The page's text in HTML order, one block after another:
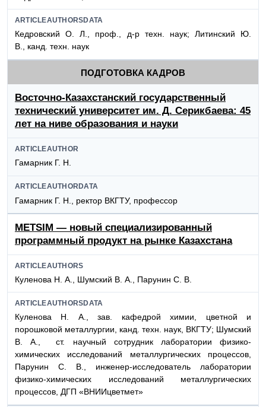
ARTICLEAUTHORSDATA
Кедровский О. Л., проф., д-р техн. наук; Литинский Ю.
В., канд. техн. наук
ПОДГОТОВКА КАДРОВ
Восточно-Казахстанский государственный
технический университет им. Д. Серикбаева: 45
лет на ниве образования и науки
ARTICLEAUTHOR
Гамарник Г. Н.
ARTICLEAUTHORDATA
Гамарник Г. Н., ректор ВКГТУ, профессор
METSIM — новый специализированный
программный продукт на рынке Казахстана
ARTICLEAUTHORS
Куленова Н. А., Шумский В. А., Парунин С. В.
ARTICLEAUTHORSDATA
Куленова Н. А., зав. кафедрой химии, цветной и
порошковой металлургии, канд. техн. наук, ВКГТУ; Шумский
В. А., ст. научный сотрудник лаборатории физико-
химических исследований металлургических процессов,
Парунин С. В., инженер-исследователь лаборатории
физико-химических исследований металлургических
процессов, ДГП «ВНИИцветмет»